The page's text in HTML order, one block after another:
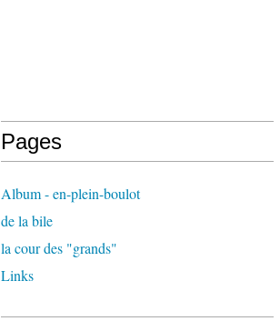
Pages
Album - en-plein-boulot
de la bile
la cour des "grands"
Links